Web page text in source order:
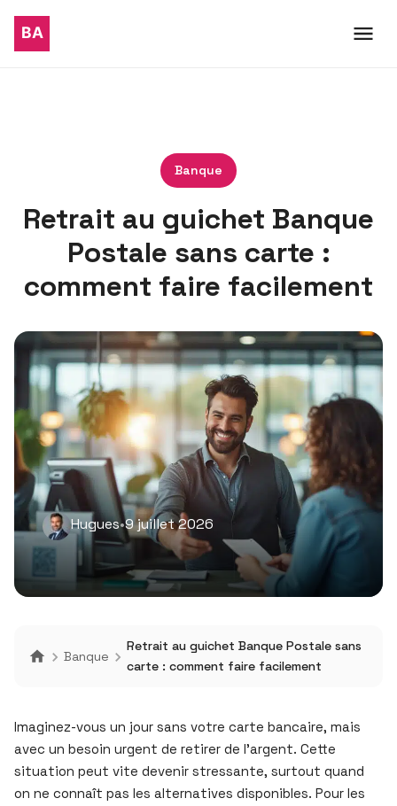
Banque
Retrait au guichet Banque
Postale sans carte :
comment faire facilement
Hugues•9 juillet 2026
Banque
Retrait au guichet Banque Postale sans
carte : comment faire facilement
Imaginez-vous un jour sans votre carte bancaire, mais
avec un besoin urgent de retirer de l’argent. Cette
situation peut vite devenir stressante, surtout quand
on ne connaît pas les alternatives disponibles. Pour les